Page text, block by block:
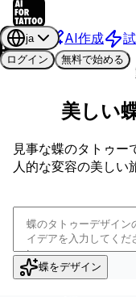
AI作成
ja
ログイン
無料で始める
美しい
見事な蝶のタトゥー
人的な変容の美しい
蝶をデザイン